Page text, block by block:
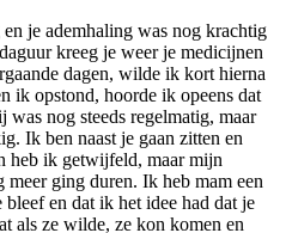
je ademhaling was nog krachtig
kreeg je weer je medicijnen
dagen, wilde ik kort hierna
ik opstond, hoorde ik opeens dat
nog steeds regelmatig, maar
Ik ben naast je gaan zitten en
heb ik getwijfeld, maar mijn
meer ging duren. Ik heb mam een
en dat ik het idee had dat je
als ze wilde, ze kon komen en